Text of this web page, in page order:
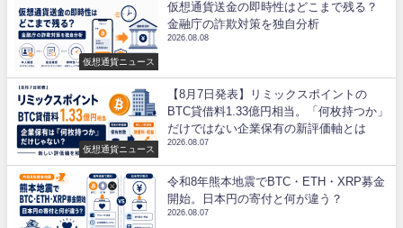
仮想通貨ニュース
仮想通貨送金の即時性はどこまで残る？
金融庁の詐欺対策を独自分析
2026.08.08
仮想通貨ニュース
【8月7日発表】リミックスポイントの
BTC貸借料1.33億円相当。「何枚持つか」
だけではない企業保有の新評価軸とは
2026.08.07
令和8年熊本地震でBTC・ETH・XRP募金
開始。日本円の寄付と何が違う？
2026.08.07